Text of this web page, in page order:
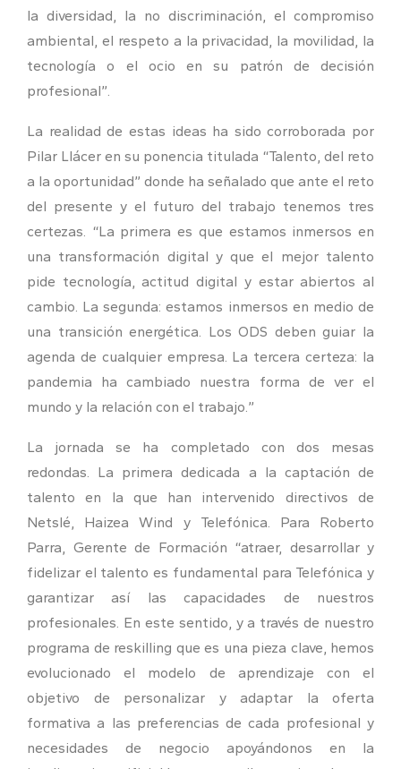
la diversidad, la no discriminación, el compromiso
ambiental, el respeto a la privacidad, la movilidad, la
tecnología o el ocio en su patrón de decisión
profesional”.
La realidad de estas ideas ha sido corroborada por
Pilar Llácer en su ponencia titulada “Talento, del reto
a la oportunidad” donde ha señalado que ante el reto
del presente y el futuro del trabajo tenemos tres
certezas. “La primera es que estamos inmersos en
una transformación digital y que el mejor talento
pide tecnología, actitud digital y estar abiertos al
cambio. La segunda: estamos inmersos en medio de
una transición energética. Los ODS deben guiar la
agenda de cualquier empresa. La tercera certeza: la
pandemia ha cambiado nuestra forma de ver el
mundo y la relación con el trabajo.”
La jornada se ha completado con dos mesas
redondas. La primera dedicada a la captación de
talento en la que han intervenido directivos de
Netslé, Haizea Wind y Telefónica. Para Roberto
Parra, Gerente de Formación “atraer, desarrollar y
fidelizar el talento es fundamental para Telefónica y
garantizar así las capacidades de nuestros
profesionales. En este sentido, y a través de nuestro
programa de reskilling que es una pieza clave, hemos
evolucionado el modelo de aprendizaje con el
objetivo de personalizar y adaptar la oferta
formativa a las preferencias de cada profesional y
necesidades de negocio apoyándonos en la